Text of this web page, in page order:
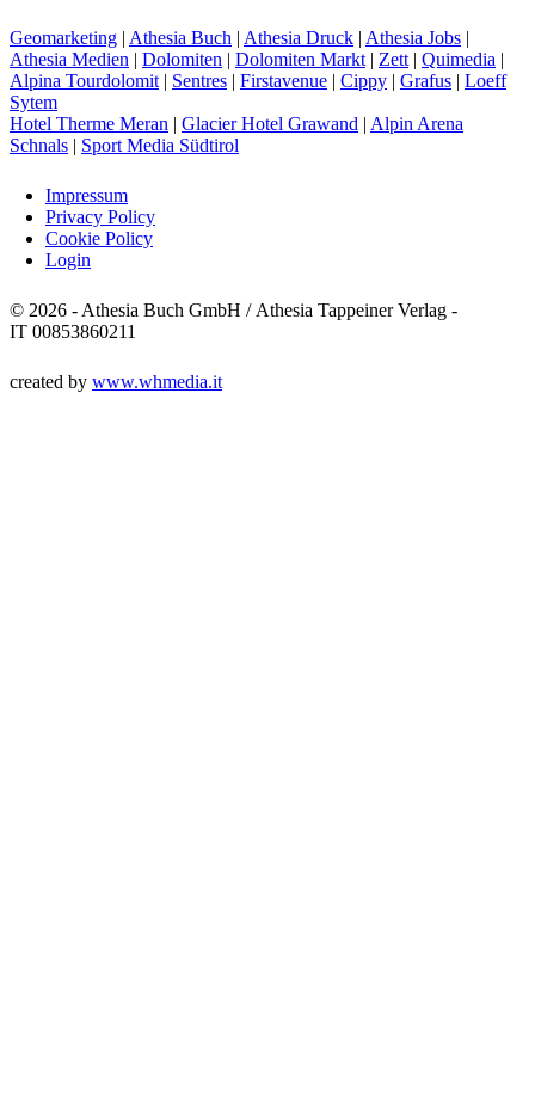
Geomarketing | Athesia Buch | Athesia Druck | Athesia Jobs |
Athesia Medien | Dolomiten | Dolomiten Markt | Zett | Quimedia |
Alpina Tourdolomit | Sentres | Firstavenue | Cippy | Grafus | Loeff
Sytem
Hotel Therme Meran | Glacier Hotel Grawand | Alpin Arena
Schnals | Sport Media Südtirol
Impressum
Privacy Policy
Cookie Policy
Login
© 2026 - Athesia Buch GmbH / Athesia Tappeiner Verlag -
IT 00853860211
created by www.whmedia.it